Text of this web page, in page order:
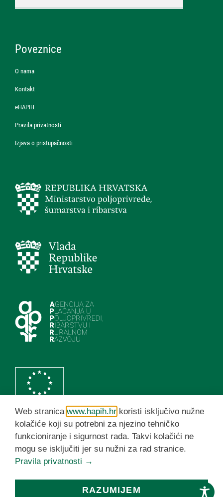
Poveznice
O nama
Kontakt
eHAPIH
Pravila privatnosti
Izjava o pristupačnosti
HAPIH YouTube kanal
Web stranica www.hapih.hr koristi isključivo nužne
kolačiće koji su potrebni za njezino tehničko
funkcioniranje i sigurnost rada. Takvi kolačići ne
mogu se isključiti jer su nužni za rad stranice.
Pravila privatnosti →
RAZUMIJEM